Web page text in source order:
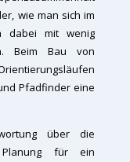
wie man sich im
dabei mit wenig
Beim Bau von
Pfadfinder eine
über die
für ein